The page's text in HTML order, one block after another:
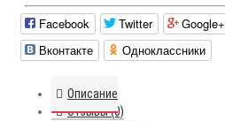
Facebook Twitter Google+
Вконтакте
Одноклассники
Описание
Отзывы (0)